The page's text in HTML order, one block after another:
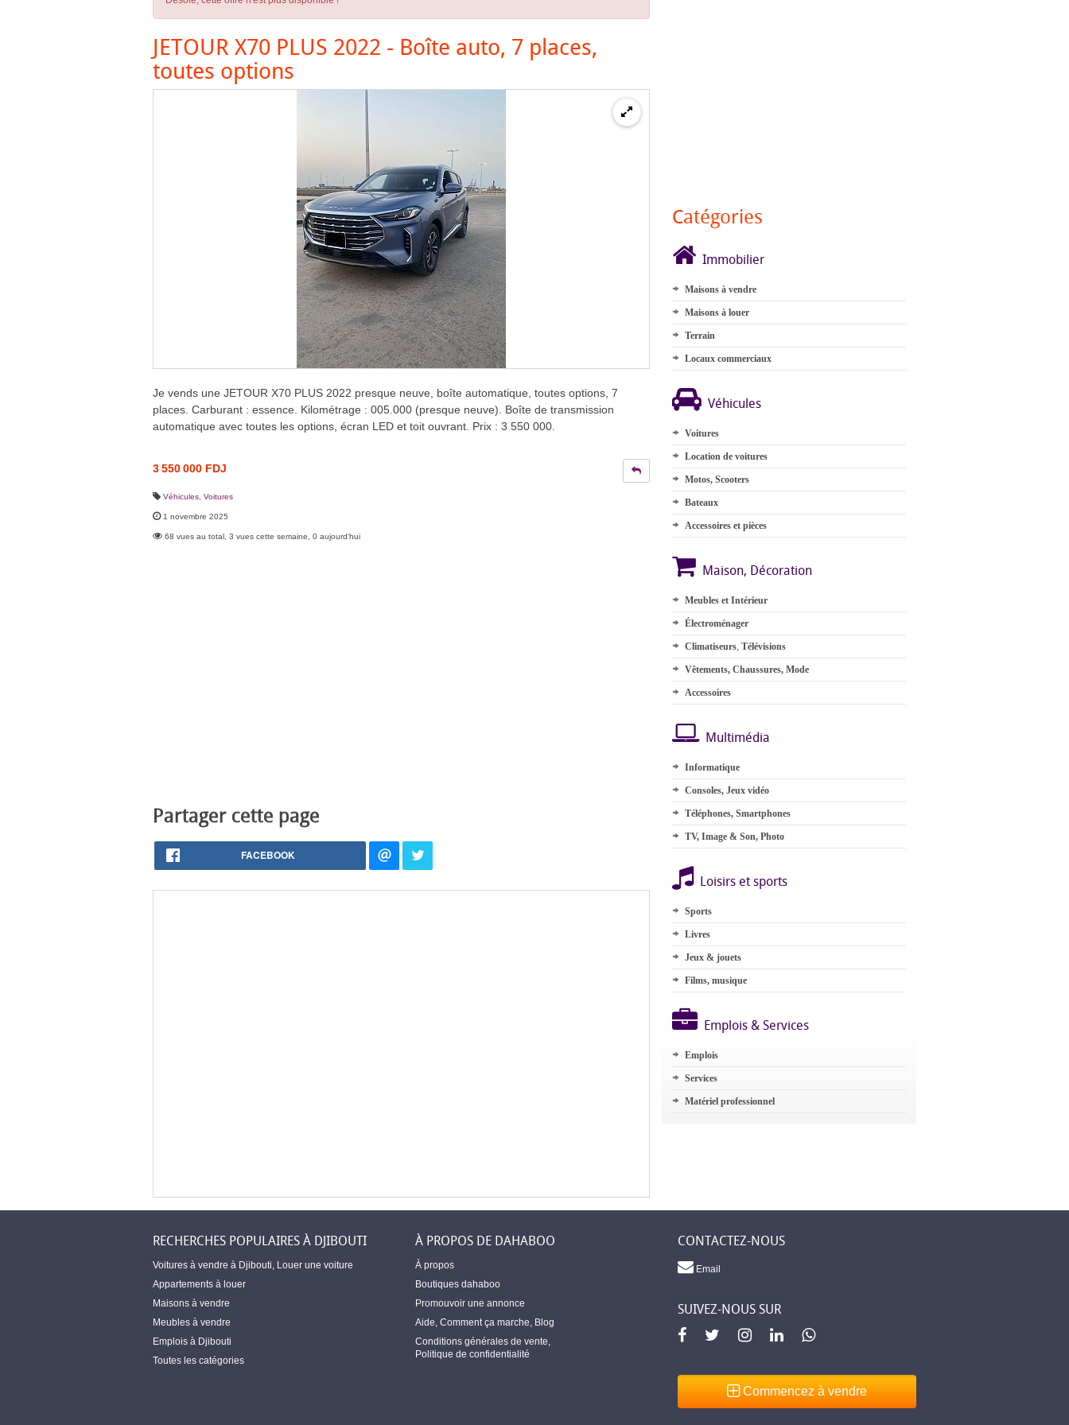
JETOUR X70 PLUS 2022 - Boîte auto, 7 places,
toutes options
Je vends une JETOUR X70 PLUS 2022 presque neuve, boîte automatique, toutes options, 7
places. Carburant : essence. Kilométrage : 005.000 (presque neuve). Boîte de transmission
automatique avec toutes les options, écran LED et toit ouvrant. Prix : 3 550 000.
3 550 000 FDJ
Véhicules Voitures
1 novembre 2025
68 vues au total, 3 vues cette semaine, 0 aujourd'hui
Partager cette page
FACEBOOK
Catégories
Immobilier
Maisons à vendre
Maisons à louer
Terrain
Locaux commerciaux
Véhicules
Voitures
Location de voitures
Motos, Scooters
Bateaux
Accessoires et pièces
Maison, Décoration
Meubles et Intérieur
Électroménager
Climatiseurs, Télévisions
Vêtements, Chaussures, Mode
Accessoires
Multimédia
Informatique
Consoles, Jeux vidéo
Téléphones, Smartphones
TV, Image & Son, Photo
Loisirs et sports
Sports
Livres
Jeux & jouets
Films, musique
Emplois & Services
Emplois
Services
Matériel professionnel
RECHERCHES POPULAIRES À DJIBOUTI
Voitures à vendre à Djibouti Louer une voiture
Appartements à louer
Maisons à vendre
Meubles à vendre
Emplois à Djibouti
Toutes les catégories
À PROPOS DE DAHABOO
À propos
Boutiques dahaboo
Promouvoir une annonce
Aide Comment ça marche Blog
Conditions générales de vente
Politique de confidentialité
CONTACTEZ-NOUS
Email
SUIVEZ-NOUS SUR
Commencez à vendre